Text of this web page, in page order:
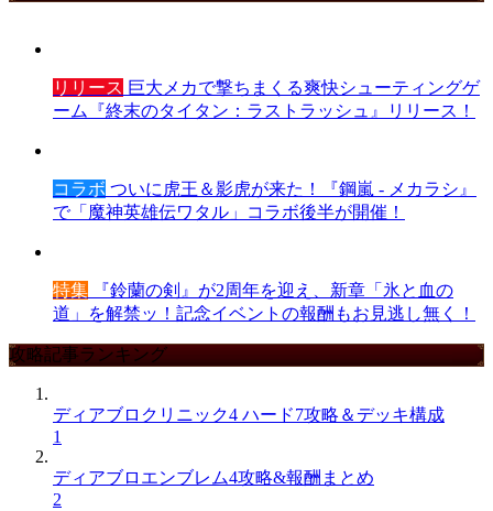
リリース 巨大メカで撃ちまくる爽快シューティングゲ
ーム『終末のタイタン：ラストラッシュ』リリース！
コラボ ついに虎王＆影虎が来た！『鋼嵐 - メカラシ』
で「魔神英雄伝ワタル」コラボ後半が開催！
特集 『鈴蘭の剣』が2周年を迎え、新章「氷と血の
道」を解禁ッ！記念イベントの報酬もお見逃し無く！
攻略記事ランキング
ディアブロクリニック4 ハード7攻略＆デッキ構成
1
ディアブロエンブレム4攻略&報酬まとめ
2